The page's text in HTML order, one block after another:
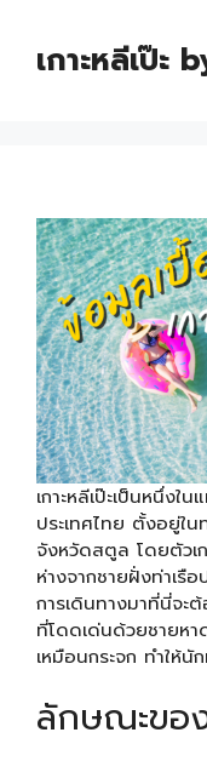
เกาะหลีเป๊ะ
เกาะหลีเป๊ะเป็นหนึ่ง
ประเทศไทย ตั้งอยู่ใ
จังหวัดสตูล โดยตัวเ
ห่างจากชายฝั่งท่าเรื
การเดินทางมาที่นี่จะต้
ที่โดดเด่นด้วยชายหา
เหมือนกระจก ทำให้
ลักษณะของ